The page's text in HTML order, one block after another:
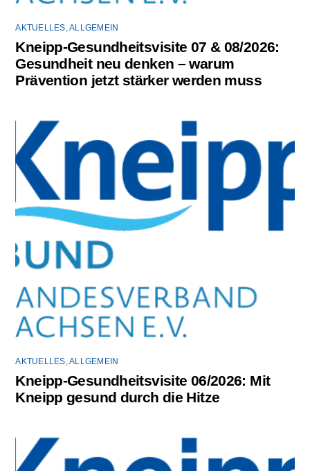
AKTUELLES,ALLGEMEIN
Kneipp-Gesundheitsvisite 07 & 08/2026:
Gesundheit neu denken – warum
Prävention jetzt stärker werden muss
AKTUELLES ,ALLGEMEIN
Kneipp-Gesundheitsvisite 06/2026: Mit
Kneipp gesund durch die Hitze